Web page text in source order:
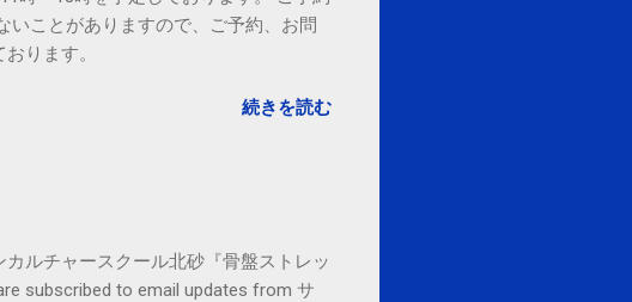
いことがありますので、ご予約、お問
ります。
続きを読む
ルチャースクール北砂『骨盤ストレッ
subscribed to email updates from サ